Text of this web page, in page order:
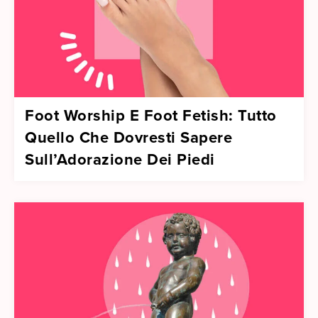
Foot Worship E Foot Fetish: Tutto
Quello Che Dovresti Sapere
Sull’Adorazione Dei Piedi